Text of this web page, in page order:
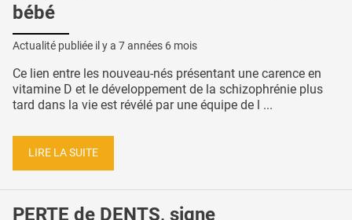
bébé
Actualité publiée il y a 7 années 6 mois
Ce lien entre les nouveau-nés présentant une carence en
vitamine D et le développement de la schizophrénie plus
tard dans la vie est révélé par une équipe de l ...
LIRE LA SUITE
PERTE de DENTS, signe